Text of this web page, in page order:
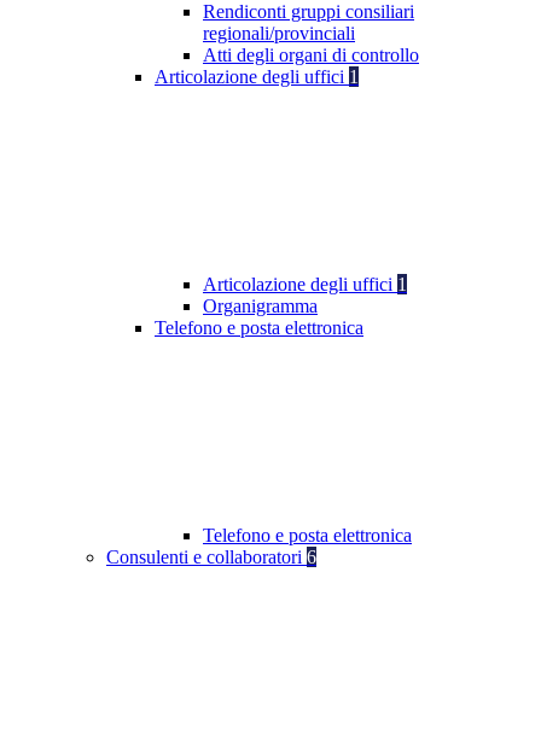
Rendiconti gruppi consiliari
regionali/provinciali
Atti degli organi di controllo
Articolazione degli uffici 1
Articolazione degli uffici 1
Organigramma
Telefono e posta elettronica
Telefono e posta elettronica
Consulenti e collaboratori 6